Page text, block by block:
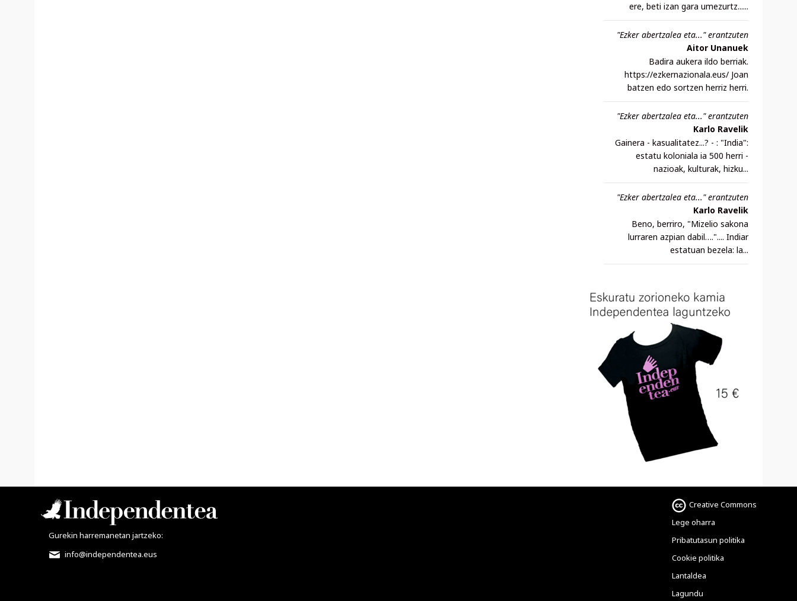
ere, beti izan gara umezurtz......
"Ezker abertzalea eta..." erantzuten
Aitor Unanuek
Badira aukera ildo berriak.
https://ezkernazionala.eus/ Joan
batzen edo sortzen herriz herri.
"Ezker abertzalea eta..." erantzuten
Karlo Ravelik
Gainera - kasualitatez...? - : "India":
estatu koloniala ia 500 herri -
nazioak, kulturak, hizku...
"Ezker abertzalea eta..." erantzuten
Karlo Ravelik
Beno, berriro, "Mizelio sakona
lurraren azpian dabil….".... Indiar
estatuan bezela: la...
Creative Commons
Lege oharra
Pribatutasun politika
Cookie politika
Lantaldea
Lagundu
Gurekin harremanetan jartzeko:
info@independentea.eus